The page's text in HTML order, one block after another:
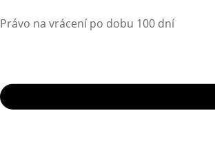
Právo na vrácení po dobu 100 dní